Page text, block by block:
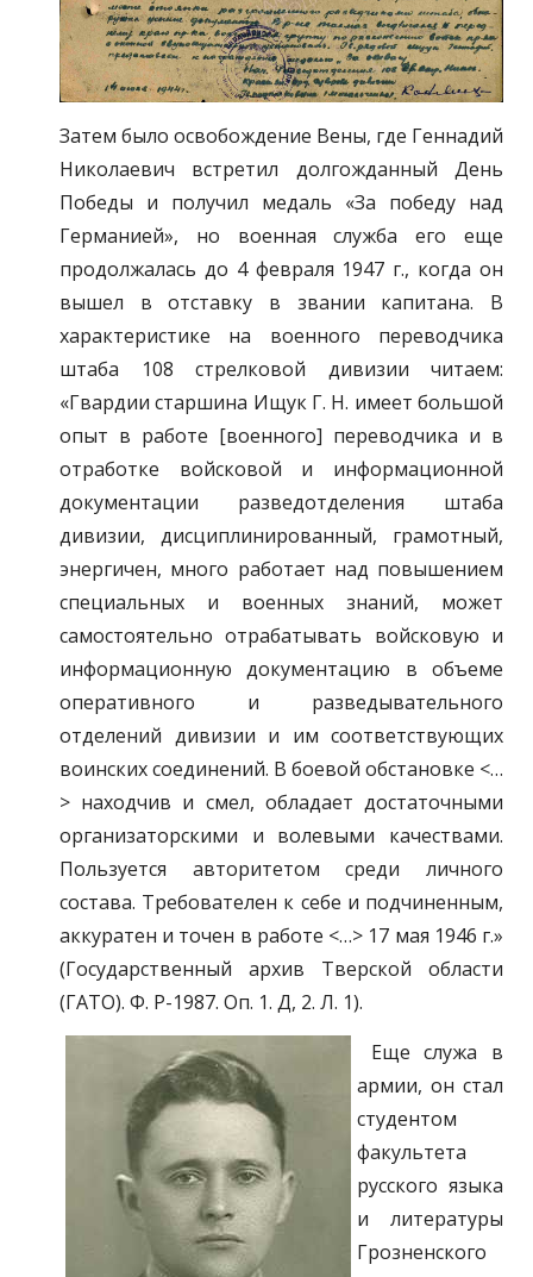
Затем было освобождение Вены, где Геннадий
Николаевич встретил долгожданный День
Победы и получил медаль «За победу над
Германией», но военная служба его еще
продолжалась до 4 февраля 1947 г., когда он
вышел в отставку в звании капитана. В
характеристике на военного переводчика
штаба 108 стрелковой дивизии читаем:
«Гвардии старшина Ищук Г. Н. имеет большой
опыт в работе [военного] переводчика и в
отработке войсковой и информационной
документации разведотделения штаба
дивизии, дисциплинированный, грамотный,
энергичен, много работает над повышением
специальных и военных знаний, может
самостоятельно отрабатывать войсковую и
информационную документацию в объеме
оперативного и разведывательного
отделений дивизии и им соответствующих
воинских соединений. В боевой обстановке <…
> находчив и смел, обладает достаточными
организаторскими и волевыми качествами.
Пользуется авторитетом среди личного
состава. Требователен к себе и подчиненным,
аккуратен и точен в работе <…> 17 мая 1946 г.»
(Государственный архив Тверской области
(ГАТО). Ф. Р-1987. Оп. 1. Д, 2. Л. 1).
Еще служа в
армии, он стал
студентом
факультета
русского языка
и литературы
Грозненского